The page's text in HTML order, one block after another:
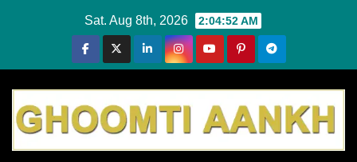
Sat. Aug 8th, 2026 2:04:52 AM